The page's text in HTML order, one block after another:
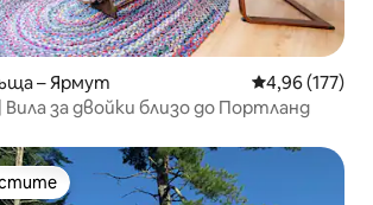
– Ярмут Средна
4,96 (177)
Вила за двойки близо до Портланд
избор на гостите